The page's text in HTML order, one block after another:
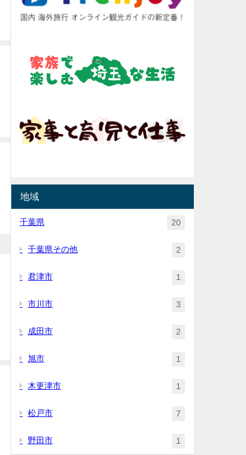
地域
千葉県 20
千葉県その他 2
君津市 1
市川市 3
成田市 2
旭市 1
木更津市 1
松戸市 7
野田市 1